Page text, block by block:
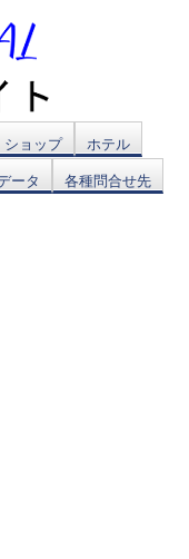
ショップ
ホテル
ータ 各種問合せ先